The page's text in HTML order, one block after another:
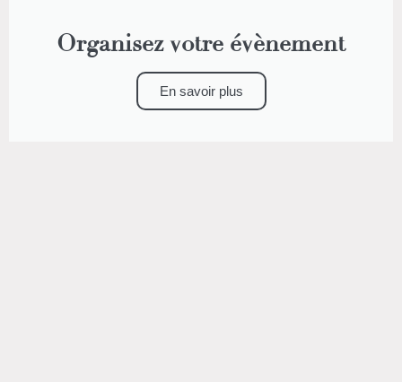
Organisez votre évènement
En savoir plus